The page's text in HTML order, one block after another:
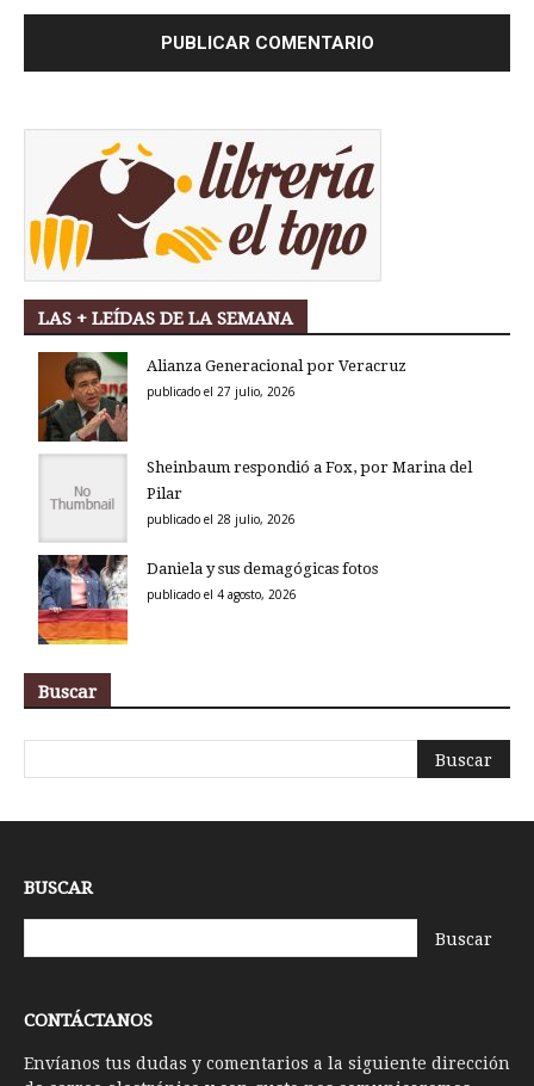
LAS + LEÍDAS DE LA SEMANA
Alianza Generacional por Veracruz
publicado el 27 julio, 2026
Sheinbaum respondió a Fox, por Marina del
Pilar
publicado el 28 julio, 2026
Daniela y sus demagógicas fotos
publicado el 4 agosto, 2026
Buscar
BUSCAR
CONTÁCTANOS
Envíanos tus dudas y comentarios a la siguiente dirección